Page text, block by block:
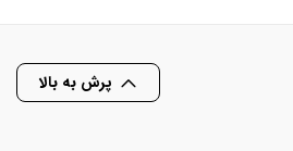
پرش به بالا